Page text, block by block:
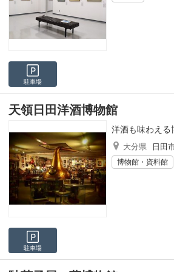
駐車場
天領日田洋酒博物館
洋酒も味わえる
大分県 日田
博物館・資料館
駐車場